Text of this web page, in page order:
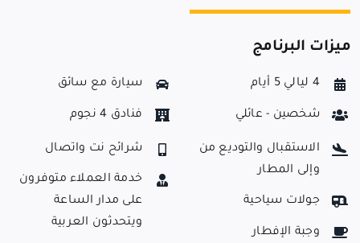
ميزات البرنامج
4 ليالي 5 أيام
شخصين - عائلي
الاستقبال والتوديع من
وإلى المطار
جولات سياحية
وجبة الإفطار
سيارة مع سائق
فنادق 4 نجوم
شرائح نت واتصال
خدمة العملاء متوفرون
على مدار الساعة
ويتحدثون العربية